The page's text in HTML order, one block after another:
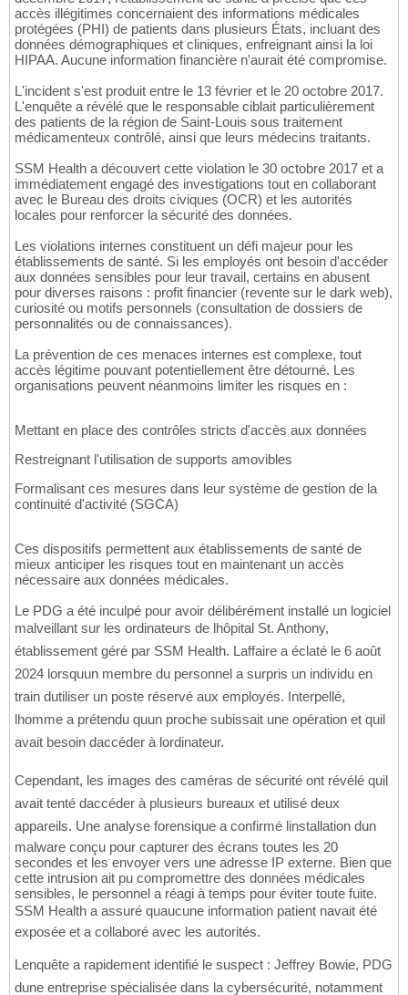
accès illégitimes concernaient des informations médicales
protégées (PHI) de patients dans plusieurs États, incluant des
données démographiques et cliniques, enfreignant ainsi la loi
HIPAA. Aucune information financière n'aurait été compromise.
L'incident s'est produit entre le 13 février et le 20 octobre 2017.
L'enquête a révélé que le responsable ciblait particulièrement
des patients de la région de Saint-Louis sous traitement
médicamenteux contrôlé, ainsi que leurs médecins traitants.
SSM Health a découvert cette violation le 30 octobre 2017 et a
immédiatement engagé des investigations tout en collaborant
avec le Bureau des droits civiques (OCR) et les autorités
locales pour renforcer la sécurité des données.
Les violations internes constituent un défi majeur pour les
établissements de santé. Si les employés ont besoin d'accéder
aux données sensibles pour leur travail, certains en abusent
pour diverses raisons : profit financier (revente sur le dark web),
curiosité ou motifs personnels (consultation de dossiers de
personnalités ou de connaissances).
La prévention de ces menaces internes est complexe, tout
accès légitime pouvant potentiellement être détourné. Les
organisations peuvent néanmoins limiter les risques en :
Mettant en place des contrôles stricts d'accès aux données
Restreignant l'utilisation de supports amovibles
Formalisant ces mesures dans leur système de gestion de la
continuité d'activité (SGCA)
Ces dispositifs permettent aux établissements de santé de
mieux anticiper les risques tout en maintenant un accès
nécessaire aux données médicales.
Le PDG a été inculpé pour avoir délibérément installé un logiciel
malveillant sur les ordinateurs de lhôpital St. Anthony,
établissement géré par SSM Health. Laffaire a éclaté le 6 août
2024 lorsquun membre du personnel a surpris un individu en
train dutiliser un poste réservé aux employés. Interpellé,
lhomme a prétendu quun proche subissait une opération et quil
avait besoin daccéder à lordinateur.
Cependant, les images des caméras de sécurité ont révélé quil
avait tenté daccéder à plusieurs bureaux et utilisé deux
appareils. Une analyse forensique a confirmé linstallation dun
malware conçu pour capturer des écrans toutes les 20
secondes et les envoyer vers une adresse IP externe. Bien que
cette intrusion ait pu compromettre des données médicales
sensibles, le personnel a réagi à temps pour éviter toute fuite.
SSM Health a assuré quaucune information patient navait été
exposée et a collaboré avec les autorités.
Lenquête a rapidement identifié le suspect : Jeffrey Bowie, PDG
dune entreprise spécialisée dans la cybersécurité, notamment